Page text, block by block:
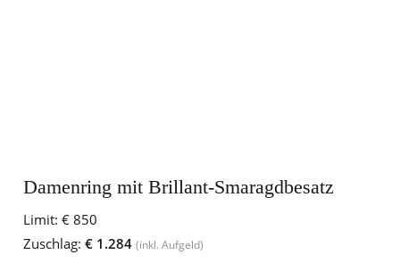
Damenring mit Brillant-Smaragdbesatz
Limit: € 850
Zuschlag: € 1.284 (inkl. Aufgeld)